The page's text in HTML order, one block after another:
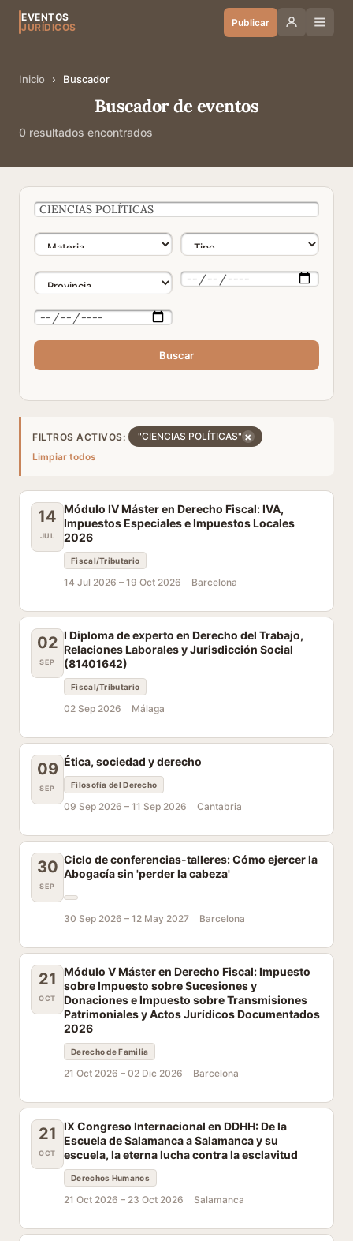
EVENTOS
JURÍDICOS
Publicar
Inicio › Buscador
Buscador de eventos
0 resultados encontrados
Buscar
FILTROS ACTIVOS: "CIENCIAS POLÍTICAS" ×
Limpiar todos
14
JUL
Módulo IV Máster en Derecho Fiscal: IVA,
Impuestos Especiales e Impuestos Locales
2026
Fiscal/Tributario
14 Jul 2026 – 19 Oct 2026 Barcelona
02
SEP
I Diploma de experto en Derecho del Trabajo,
Relaciones Laborales y Jurisdicción Social
(81401642)
Fiscal/Tributario
02 Sep 2026 Málaga
09
SEP
Ética, sociedad y derecho
Filosofía del Derecho
09 Sep 2026 – 11 Sep 2026 Cantabria
30
SEP
Ciclo de conferencias-talleres: Cómo ejercer la
Abogacía sin 'perder la cabeza'
30 Sep 2026 – 12 May 2027 Barcelona
21
OCT
Módulo V Máster en Derecho Fiscal: Impuesto
sobre Impuesto sobre Sucesiones y
Donaciones e Impuesto sobre Transmisiones
Patrimoniales y Actos Jurídicos Documentados
2026
Derecho de Familia
21 Oct 2026 – 02 Dic 2026 Barcelona
21
OCT
IX Congreso Internacional en DDHH: De la
Escuela de Salamanca a Salamanca y su
escuela, la eterna lucha contra la esclavitud
Derechos Humanos
21 Oct 2026 – 23 Oct 2026 Salamanca